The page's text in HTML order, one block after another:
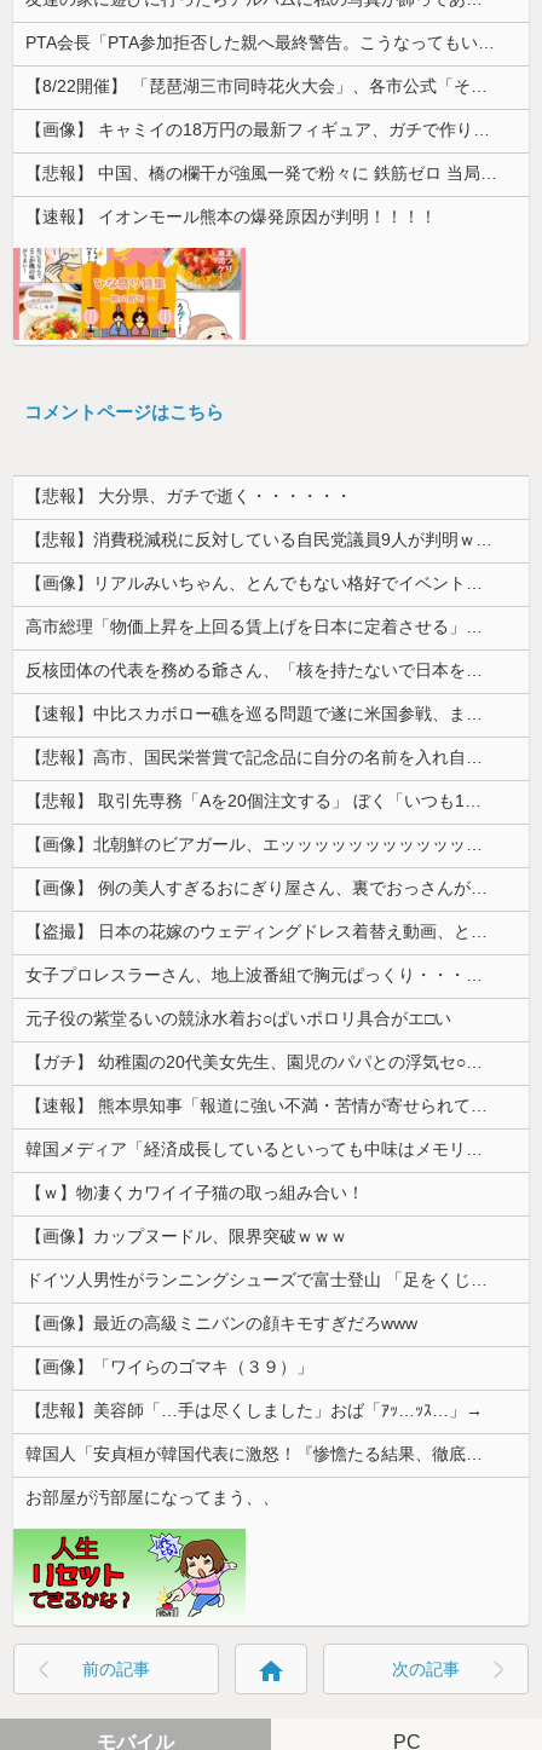
【速報】 イオンモール熊本の爆発原因が判明！！！！
コメントページはこちら
【悲報】 大分県、ガチで逝く・・・・・・
【悲報】消費税減税に反対している自民党議員9人が判明ｗｗｗｗｗｗ
【画像】リアルみいちゃん、とんでもない格好でイベント出演するwwwwwwwwww
高市総理「物価上昇を上回る賃上げを日本に定着させる」⇒ 国家公務員月給3.51％増へ
反核団体の代表を務める爺さん、「核を持たないで日本を守れますか」と中学生に詰問された結果……
【速報】中比スカボロー礁を巡る問題で遂に米国参戦、まさかのこっち擁護であっち批判！！
【悲報】高市、国民栄誉賞で記念品に自分の名前を入れ自分メインのPV撮影して炎上中w w w w w w w w w
【悲報】 取引先専務「Aを20個注文する」 ぼく「いつも1～2個しか使わないけど本当に20であってる？」 取専「あってる」→結果『こう』なったんだが...
【画像】北朝鮮のビアガール、エッッッッッッッッッッッッッッッッッ！
【画像】 例の美人すぎるおにぎり屋さん、裏でおっさんが握っていたｗｗｗｗｗｗｗｗｗｗｗｗｗｗｗｗｗ
【盗撮】 日本の花嫁のウェディングドレス着替え動画、とんでもない神乳だと海外で話題に
女子プロレスラーさん、地上波番組で胸元ぱっくり・・・（※画像あり）
元子役の紫堂るいの競泳水着お○ぱいポロリ具合がエ□い
【ガチ】 幼稚園の20代美女先生、園児のパパとの浮気セ○クス動画が流出して終わる
【速報】 熊本県知事「報道に強い不満・苦情が寄せられている」→TBSの報道特集がまさにそれな件
韓国メディア「経済成長しているといっても中味はメモリ価格だけ。雇用増加見通しが半減してしまった」……韓国の内需不況は根強い状況っすね
【ｗ】物凄くカワイイ子猫の取っ組み合い！
【画像】カップヌードル、限界突破ｗｗｗ
ドイツ人男性がランニングシューズで富士登山 「足をくじいて動けない」
【画像】最近の高級ミニバンの顔キモすぎだろwww
【画像】「ワイらのゴマキ（３９）」
【悲報】美容師「…手は尽くしました」おば「ｱｯ…ｯｽ…」→
韓国人「安貞桓が韓国代表に激怒！『惨憺たる結果、徹底的な刷新が必要だ』と監督や協会を痛烈批判」
お部屋が汚部屋になってまう、、
前の記事 home 次の記事
モバイル PC